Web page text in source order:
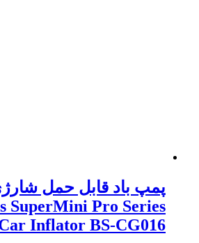
پمپ باد قابل حمل
SuperMini Pro Series
Inflator BS-CG016